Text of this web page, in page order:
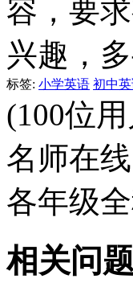
容，要
兴趣，
标签: 小学英语 初中
(100位
名师在
各年级
相关问题